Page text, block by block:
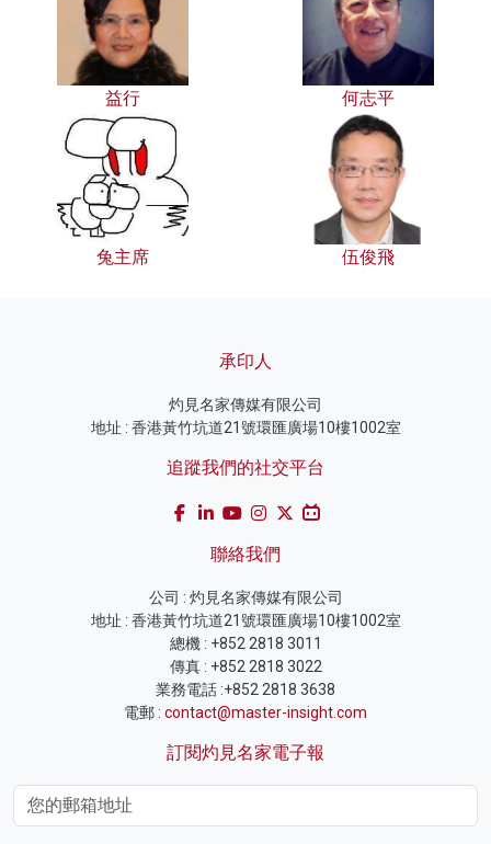
益行 何志平
兔主席 伍俊飛
承印人
灼見名家傳媒有限公司
地址 : 香港黃竹坑道21號環匯廣場10樓1002室
追蹤我們的社交平台
聯絡我們
公司 : 灼見名家傳媒有限公司
地址 : 香港黃竹坑道21號環匯廣場10樓1002室
總機 : +852 2818 3011
傳真 : +852 2818 3022
業務電話 :+852 2818 3638
電郵 : contact@master-insight.com
訂閱灼見名家電子報